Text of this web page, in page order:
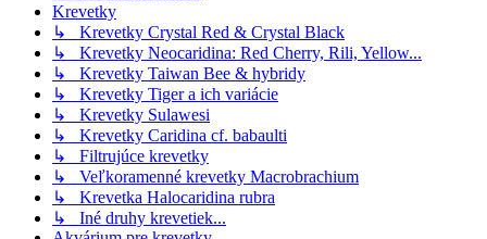
Krevetky
↳ Krevetky Crystal Red & Crystal Black
↳ Krevetky Neocaridina: Red Cherry, Rili, Yellow...
↳ Krevetky Taiwan Bee & hybridy
↳ Krevetky Tiger a ich variácie
↳ Krevetky Sulawesi
↳ Krevetky Caridina cf. babaulti
↳ Filtrujúce krevetky
↳ Veľkoramenné krevetky Macrobrachium
↳ Krevetka Halocaridina rubra
↳ Iné druhy krevetiek...